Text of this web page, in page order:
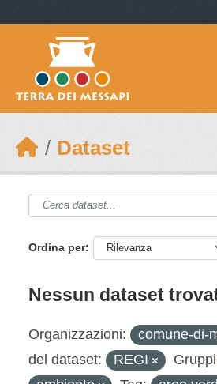
Dataset
Ordina per
Nessun dataset
Organizzazioni: comune-di-
del dataset:
REGI